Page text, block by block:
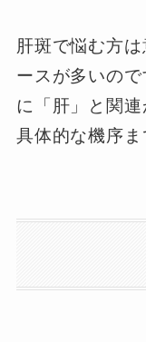
肝斑で悩む方
ースが多いの
に「肝」と関
具体的な機序ま